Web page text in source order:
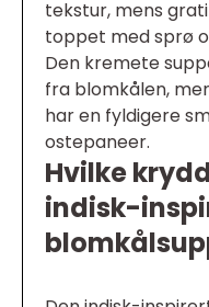
tekstur, mens
toppet med sprø
Den kremete
fra blomkålen,
har en fyldigere
ostepaneer.
Hvilke
indisk-